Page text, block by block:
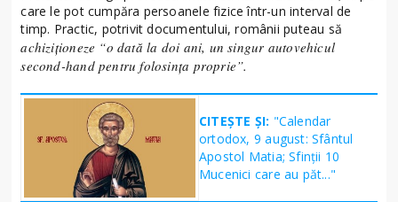
care le pot cumpăra persoanele fizice într-un interval de
timp. Practic, potrivit documentului, românii puteau să
achiziționeze “o dată la doi ani, un singur autovehicul
second-hand pentru folosința proprie”.
CITEȘTE ȘI: "Calendar
ortodox, 9 august: Sfântul
Apostol Matia; Sfinţii 10
Mucenici care au păt..."